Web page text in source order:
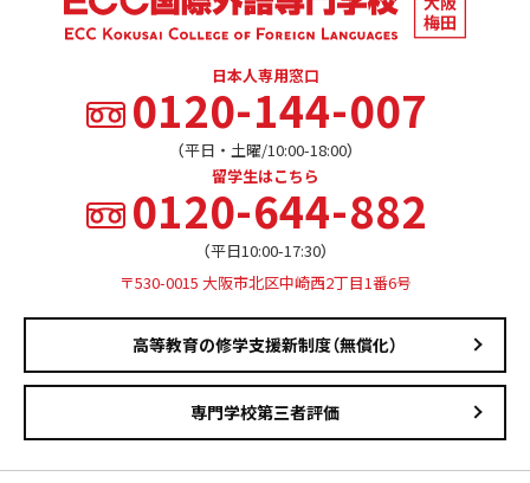
日本人専用窓口
0120-144-007
（平日・土曜/10:00-18:00）
留学生はこちら
0120-644-882
（平日10:00-17:30）
〒530-0015 大阪市北区中崎西2丁目1番6号
高等教育の修学支援新制度（無償化）
専門学校第三者評価